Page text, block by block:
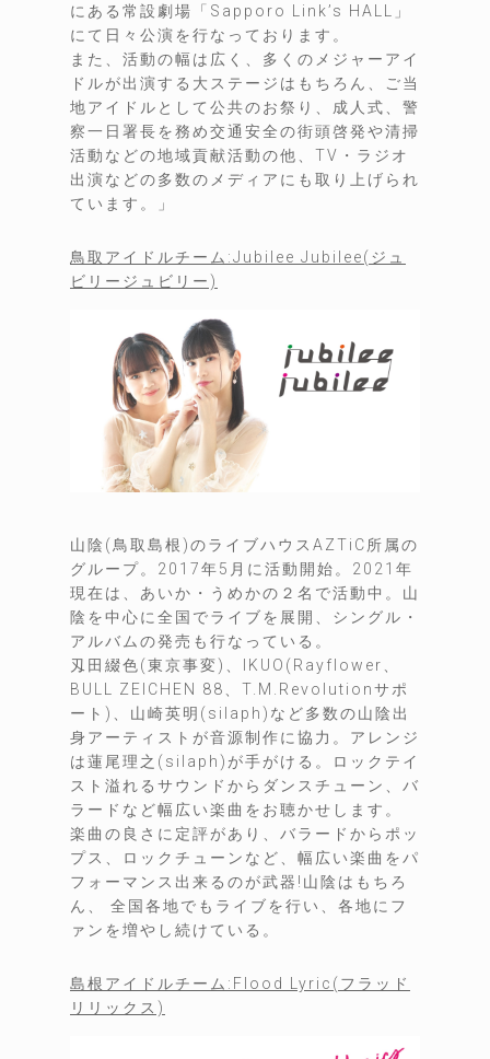
にある常設劇場「Sapporo Link’s HALL」
にて日々公演を行なっております。
また、活動の幅は広く、多くのメジャーアイ
ドルが出演する大ステージはもちろん、ご当
地アイドルとして公共のお祭り、成人式、警
察一日署長を務め交通安全の街頭啓発や清掃
活動などの地域貢献活動の他、TV・ラジオ
出演などの多数のメディアにも取り上げられ
ています。」
鳥取アイドルチーム:Jubilee Jubilee(ジュ
ビリージュビリー)
山陰(鳥取島根)のライブハウスAZTiC所属の
グループ。2017年5月に活動開始。2021年
現在は、あいか・うめかの２名で活動中。山
陰を中心に全国でライブを展開、シングル・
アルバムの発売も行なっている。
刄田綴色(東京事変)、IKUO(Rayflower、
BULL ZEICHEN 88、T.M.Revolutionサポ
ート)、山崎英明(silaph)など多数の山陰出
身アーティストが音源制作に協力。アレンジ
は蓮尾理之(silaph)が手がける。ロックテイ
スト溢れるサウンドからダンスチューン、バ
ラードなど幅広い楽曲をお聴かせします。
楽曲の良さに定評があり、バラードからポッ
プス、ロックチューンなど、幅広い楽曲をパ
フォーマンス出来るのが武器!山陰はもちろ
ん、 全国各地でもライブを行い、各地にフ
ァンを増やし続けている。
島根アイドルチーム:Flood Lyric(フラッド
リリックス)